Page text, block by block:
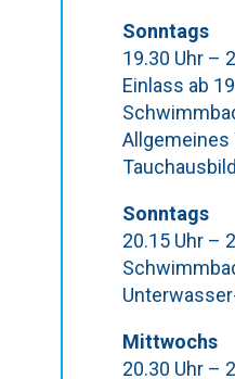
Sonntags
19.30 Uhr –
Einlass ab
Allgemeines
Sonntags
20.15 Uhr –
Mittwochs
20.30 Uhr –